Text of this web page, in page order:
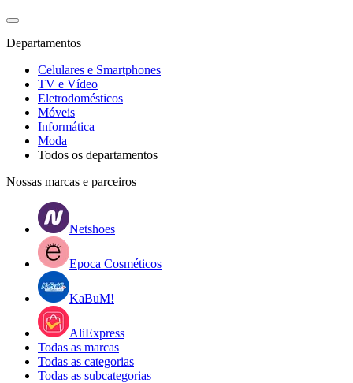
Departamentos
Celulares e Smartphones
TV e Vídeo
Eletrodomésticos
Móveis
Informática
Moda
Todos os departamentos
Nossas marcas e parceiros
Netshoes
Epoca Cosméticos
KaBuM!
AliExpress
Todas as marcas
Todas as categorias
Todas as subcategorias